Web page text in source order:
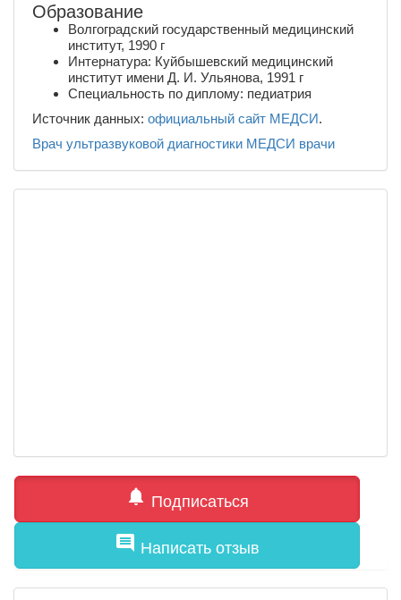
Образование
Волгоградский государственный медицинский
институт, 1990 г
Интернатура: Куйбышевский медицинский
институт имени Д. И. Ульянова, 1991 г
Специальность по диплому: педиатрия
Источник данных: официальный сайт МЕДСИ.
Врач ультразвуковой диагностики МЕДСИ врачи
notifications Подписаться
comment Написать отзыв